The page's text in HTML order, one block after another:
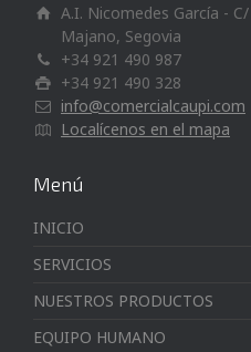
A.I. Nicomedes García -
Majano, Segovia
+34 921 490 987
+34 921 490 328
info@comercialcaupi.com
Localícenos en el mapa
Menú
INICIO
SERVICIOS
NUESTROS PRODUCTOS
EQUIPO HUMANO